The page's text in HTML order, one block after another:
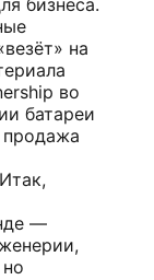
на
во
батареи
—